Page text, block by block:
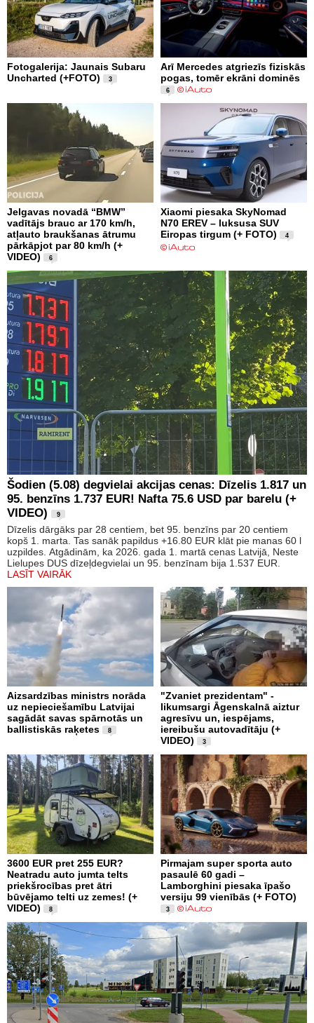
Fotogalerija: Jaunais Subaru
Uncharted (+FOTO)
3
Arī Mercedes atgriezīs fiziskās
pogas, tomēr ekrāni dominēs
6
Jelgavas novadā “BMW”
vadītājs brauc ar 170 km/h,
atļauto braukšanas ātrumu
pārkāpjot par 80 km/h (+
VIDEO)
6
Xiaomi piesaka SkyNomad
N70 EREV – luksusa SUV
Eiropas tirgum (+ FOTO)
4
Šodien (5.08) degvielai akcijas cenas: Dīzelis 1.817 un
95. benzīns 1.737 EUR! Nafta 75.6 USD par barelu (+
VIDEO)
9
Dīzelis dārgāks par 28 centiem, bet 95. benzīns par 20 centiem
kopš 1. marta. Tas sanāk papildus +16.80 EUR klāt pie manas 60 l
uzpildes. Atgādinām, ka 2026. gada 1. martā cenas Latvijā, Neste
Lielupes DUS dīzeļdegvielai un 95. benzīnam bija 1.537 EUR.
LASĪT VAIRĀK
Aizsardzības ministrs norāda
uz nepieciešamību Latvijai
sagādāt savas spārnotās un
ballistiskās raķetes
8
"Zvaniet prezidentam" -
likumsargi Āgenskalnā aiztur
agresīvu un, iespējams,
iereibušu autovadītāju (+
VIDEO)
3
3600 EUR pret 255 EUR?
Neatradu auto jumta telts
priekšrocības pret ātri
būvējamo telti uz zemes! (+
VIDEO)
8
Pirmajam super sporta auto
pasaulē 60 gadi –
Lamborghini piesaka īpašo
versiju 99 vienībās (+ FOTO)
3